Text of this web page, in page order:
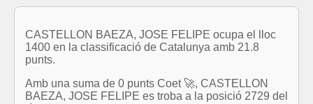
CASTELLON BAEZA, JOSE FELIPE ocupa el lloc
1400 en la classificació de Catalunya amb 21.8
punts.
Amb una suma de 0 punts Coet 🚀, CASTELLON
BAEZA, JOSE FELIPE es troba a la posició 2729 del